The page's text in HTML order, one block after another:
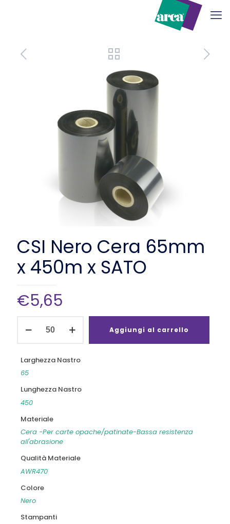
CSI Nero Cera 65mm
x 450m x SATO
€5,65
Nero
450m
SATO
quantità
Aggiungi al carrello
Larghezza Nastro
65
Lunghezza Nastro
450
Materiale
Cera -Per carte opache/patinate-Bassa resistenza
all'abrasione
Qualità Materiale
AWR470
Colore
Nero
Stampanti